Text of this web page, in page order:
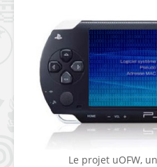
Le projet uOFW,